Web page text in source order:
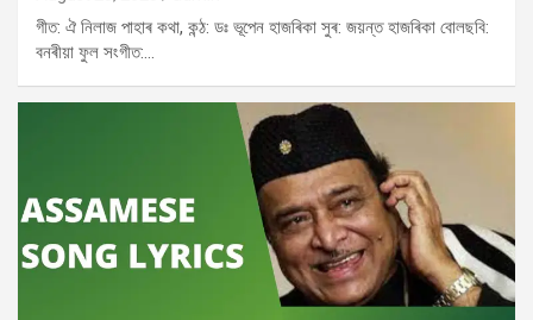
গীত: ঐ নিলাজ পাহাৰ কথা, কন্ঠ: ডঃ ভূপেন হাজৰিকা সুৰ: জয়ন্ত হাজৰিকা বোলছবি:
বনৰীয়া ফুল সংগীত:…